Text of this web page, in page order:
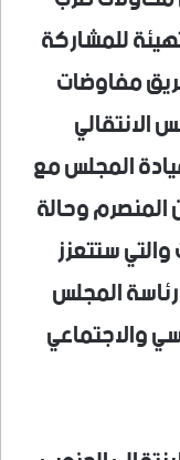
للمشاركة
مفاوضات
الانتقالي
المجلس مع
المنصرم وحالة
ستتعزز
المجلس
والاجتماعي